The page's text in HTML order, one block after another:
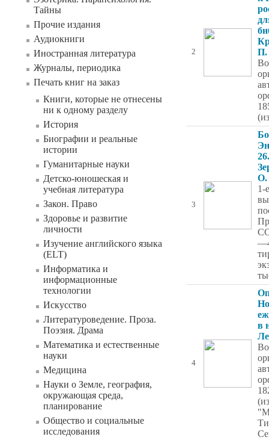
Тайны
Прочие издания
Аудиокниги
Иностранная литература
Журналы, периодика
Печать книг на заказ
Книги, которые не отнесены
ни к одному разделу
История
Биографии и реальные
истории
Гуманитарные науки
Детско-юношеская и
учебная литература
Закон. Право
Здоровье и развитие
личности
Изучение английского языка
(ELT)
Информатика и
информационные
технологии
Искусство
Литературоведение. Проза.
Поэзия. Драма
Математика и естественные
науки
Медицина
Науки о Земле, география,
окружающая среда,
планирование
Общество и социальные
исследования
2
П.
3
1-
4
в